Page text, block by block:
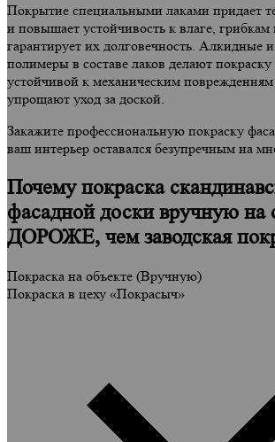
Покрытие специальными лаками придает
и повышает устойчивость к влаге,
гарантирует их долговечность. Алкидные
полимеры в составе лаков делают
устойчивой к механическим повреждениям
упрощают уход за доской.
Закажите профессиональную покраску
ваш интерьер оставался безупречным на
Почему покраска
фасадной доски вручную на
ДОРОЖЕ, чемзаводская
Покраска на объекте (Вручную)
Покраска в цеху «Покрасыч»